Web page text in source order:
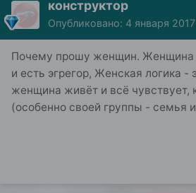
конструктор
Опубликовано: 4 января 2017
Почему прошу женщин. Женщина
и есть эгрегор, Женская логика -
женщина живёт и всё чувствует,
(особенно своей группы - семья